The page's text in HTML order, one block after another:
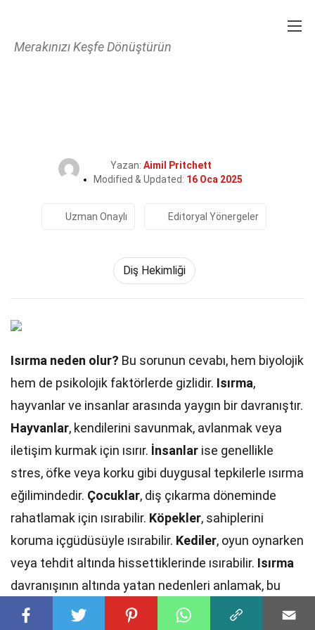
Merakınızı Keşfe Dönüştürün
Yazan: Aimil Pritchett
Modified & Updated: 16 Oca 2025
Uzman Onaylı Editoryal Yönergeler
Diş Hekimliği
Isırma neden olur? Bu sorunun cevabı, hem biyolojik
hem de psikolojik faktörlerde gizlidir. Isırma,
hayvanlar ve insanlar arasında yaygın bir davranıştır.
Hayvanlar, kendilerini savunmak, avlanmak veya
iletişim kurmak için ısırır. İnsanlar ise genellikle
stres, öfke veya korku gibi duygusal tepkilerle ısırma
eğilimindedir. Çocuklar, diş çıkarma döneminde
rahatlamak için ısırabilir. Köpekler, sahiplerini
koruma içgüdüsüyle ısırabilir. Kediler, oyun oynarken
veya tehdit altında hissettiklerinde ısırabilir. Isırma
davranışının altında yatan nedenleri anlamak, bu
davranışı kontrol altına almak için önemlidir.
Isırma